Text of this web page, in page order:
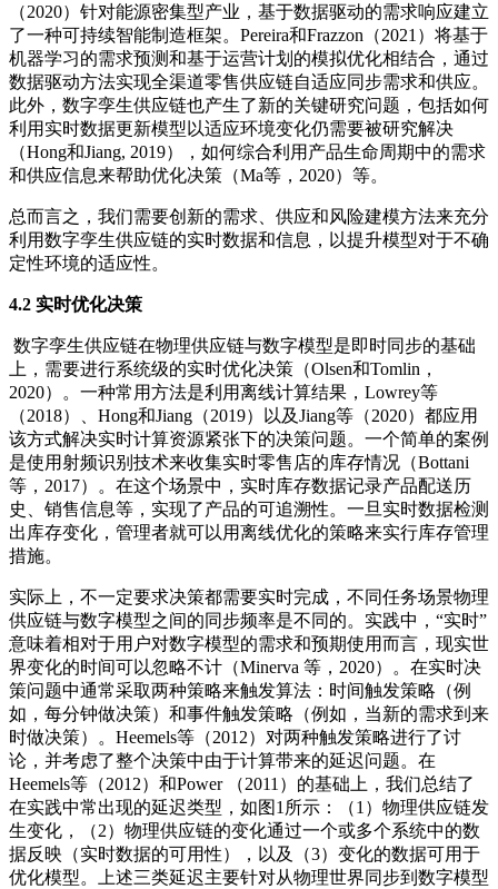
（2020）针对能源密集型产业，基于数据驱动的需求响应建立
了一种可持续智能制造框架。Pereira和Frazzon（2021）将基于
机器学习的需求预测和基于运营计划的模拟优化相结合，通过
数据驱动方法实现全渠道零售供应链自适应同步需求和供应。
此外，数字孪生供应链也产生了新的关键研究问题，包括如何
利用实时数据更新模型以适应环境变化仍需要被研究解决
（Hong和Jiang, 2019），如何综合利用产品生命周期中的需求
和供应信息来帮助优化决策（Ma等，2020）等。
总而言之，我们需要创新的需求、供应和风险建模方法来充分
利用数字孪生供应链的实时数据和信息，以提升模型对于不确
定性环境的适应性。
4.2 实时优化决策
数字孪生供应链在物理供应链与数字模型是即时同步的基础
上，需要进行系统级的实时优化决策（Olsen和Tomlin，
2020）。一种常用方法是利用离线计算结果，Lowrey等
（2018）、Hong和Jiang（2019）以及Jiang等（2020）都应用
该方式解决实时计算资源紧张下的决策问题。一个简单的案例
是使用射频识别技术来收集实时零售店的库存情况（Bottani
等，2017）。在这个场景中，实时库存数据记录产品配送历
史、销售信息等，实现了产品的可追溯性。一旦实时数据检测
出库存变化，管理者就可以用离线优化的策略来实行库存管理
措施。
实际上，不一定要求决策都需要实时完成，不同任务场景物理
供应链与数字模型之间的同步频率是不同的。实践中，“实时”
意味着相对于用户对数字模型的需求和预期使用而言，现实世
界变化的时间可以忽略不计（Minerva 等，2020）。在实时决
策问题中通常采取两种策略来触发算法：时间触发策略（例
如，每分钟做决策）和事件触发策略（例如，当新的需求到来
时做决策）。Heemels等（2012）对两种触发策略进行了讨
论，并考虑了整个决策中由于计算带来的延迟问题。在
Heemels等（2012）和Power （2011）的基础上，我们总结了
在实践中常出现的延迟类型，如图1所示：（1）物理供应链发
生变化，（2）物理供应链的变化通过一个或多个系统中的数
据反映（实时数据的可用性），以及（3）变化的数据可用于
优化模型。上述三类延迟主要针对从物理世界同步到数字模型